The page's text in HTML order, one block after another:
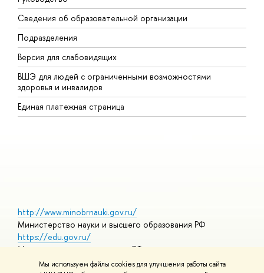
Мы используем файлы cookies для улучшения работы сайта
Сведения об образовательной организации
Подразделения
Версия для слабовидящих
ВШЭ для людей с ограниченными возможностями
здоровья и инвалидов
Единая платежная страница
http://www.minobrnauki.gov.ru/
Министерство науки и высшего образования РФ
https://edu.gov.ru/
Министерство просвещения РФ
https://elearning.hse.ru/mooc